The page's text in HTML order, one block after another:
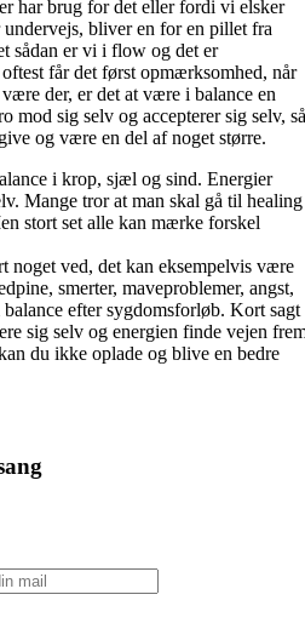
har brug for det eller fordi vi elsker
bliver en for en pillet fra
sådan er vi i flow og det er
får det først opmærksomhed, når
der, er det at være i balance en
mod sig selv og accepterer sig selv, så
og være en del af noget større.
i krop, sjæl og sind. Energier
Mange tror at man skal gå til healing
stort set alle kan mærke forskel
noget ved, det kan eksempelvis være
smerter, maveproblemer, angst,
efter sygdomsforløb. Kort sagt
sig selv og energien finde vejen
du ikke oplade og blive en bedre